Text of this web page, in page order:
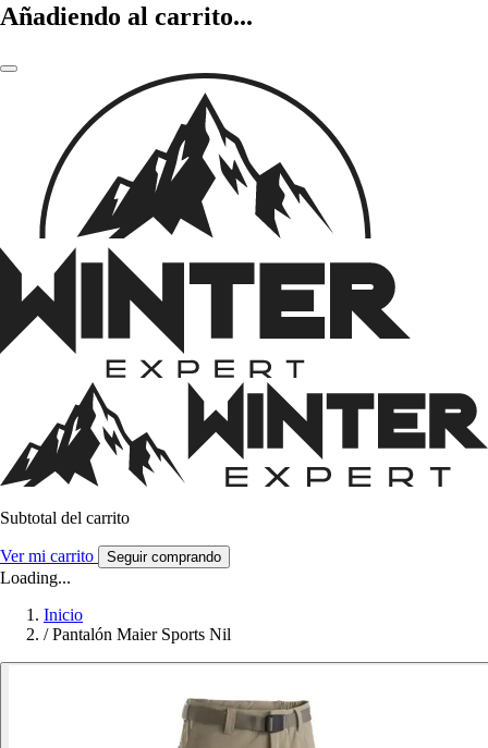
Añadiendo al carrito...
Subtotal del carrito
Ver mi carrito Seguir comprando
Loading...
Inicio
/ Pantalón Maier Sports Nil